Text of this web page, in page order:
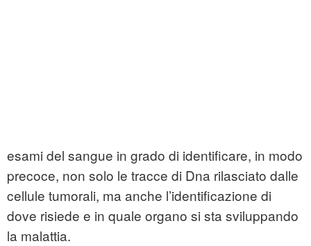
esami del sangue in grado di identificare, in modo
precoce, non solo le tracce di Dna rilasciato dalle
cellule tumorali, ma anche l’identificazione di
dove risiede e in quale organo si sta sviluppando
la malattia.